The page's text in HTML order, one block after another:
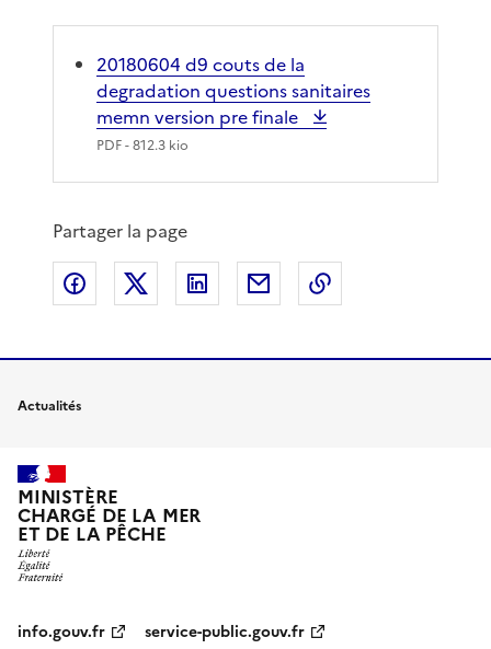
20180604 d9 couts de la
degradation questions sanitaires
memn version pre finale
PDF- 812.3 kio
Partager la page
Partager sur Facebook
Partager sur XPartager sur LinkedIn
Partager par email
Actualités
MINISTÈRE
CHARGÉ DE LA MER
ET DE LA PÊCHE
info.gouv.fr service-public.gouv.fr